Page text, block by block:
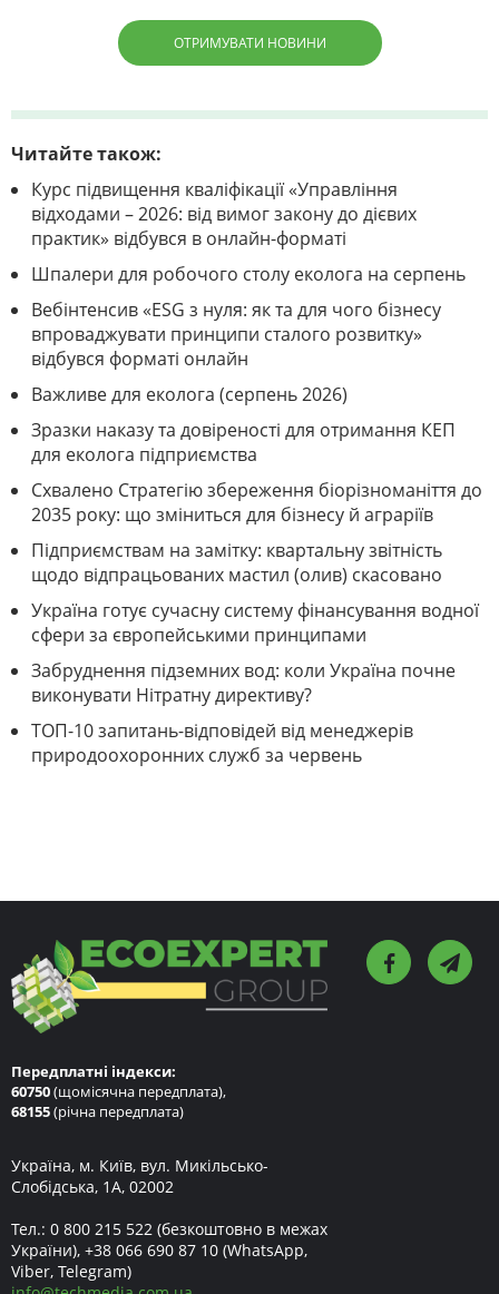
ОТРИМУВАТИ НОВИНИ
Читайте також:
Курс підвищення кваліфікації «Управління
відходами – 2026: від вимог закону до дієвих
практик» відбувся в онлайн-форматі
Шпалери для робочого столу еколога на серпень
Вебінтенсив «ESG з нуля: як та для чого бізнесу
впроваджувати принципи сталого розвитку»
відбувся форматі онлайн
Важливе для еколога (серпень 2026)
Зразки наказу та довіреності для отримання КЕП
для еколога підприємства
Схвалено Стратегію збереження біорізноманіття до
2035 року: що зміниться для бізнесу й аграріїв
Підприємствам на замітку: квартальну звітність
щодо відпрацьованих мастил (олив) скасовано
Україна готує сучасну систему фінансування водної
сфери за європейськими принципами
Забруднення підземних вод: коли Україна почне
виконувати Нітратну директиву?
ТОП-10 запитань-відповідей від менеджерів
природоохоронних служб за червень
Передплатні індекси:
60750(щомісячна передплата),
68155(річна передплата)
Україна, м. Київ, вул. Микільсько-
Слобідська, 1А, 02002
Тел.: 0 800 215 522 (безкоштовно в межах
України), +38 066 690 87 10 (WhatsApp,
Viber, Telegram)